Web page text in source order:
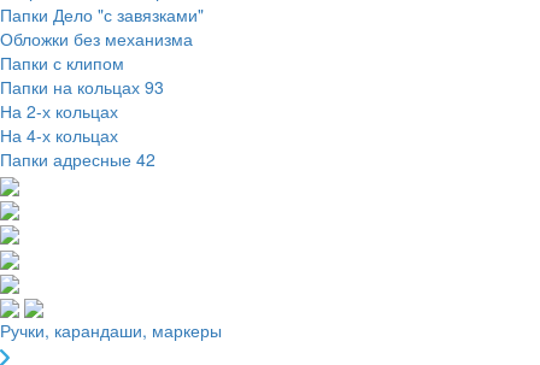
Папки Дело "с завязками"
Обложки без механизма
Папки с клипом
Папки на кольцах 93
На 2-х кольцах
На 4-х кольцах
Папки адресные 42
Ручки, карандаши, маркеры